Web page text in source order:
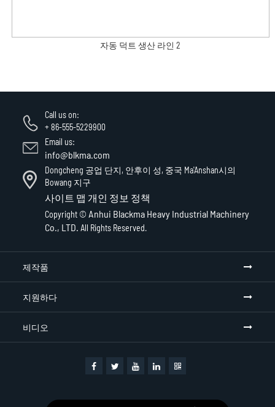
자동 덕트 생산 라인 2
Call us on:
+ 86-555-5229900
Email us:
info@blkma.com
Dongcheng 공업 단지, 안후이 성, 중국 Ma'Anshan시의
Bowang 지구
사이트 맵 개인 정보 정책
Copyright © Anhui Blackma Heavy Industrial Machinery
Co., LTD. All Rights Reserved.
제작품
지원하다
비디오